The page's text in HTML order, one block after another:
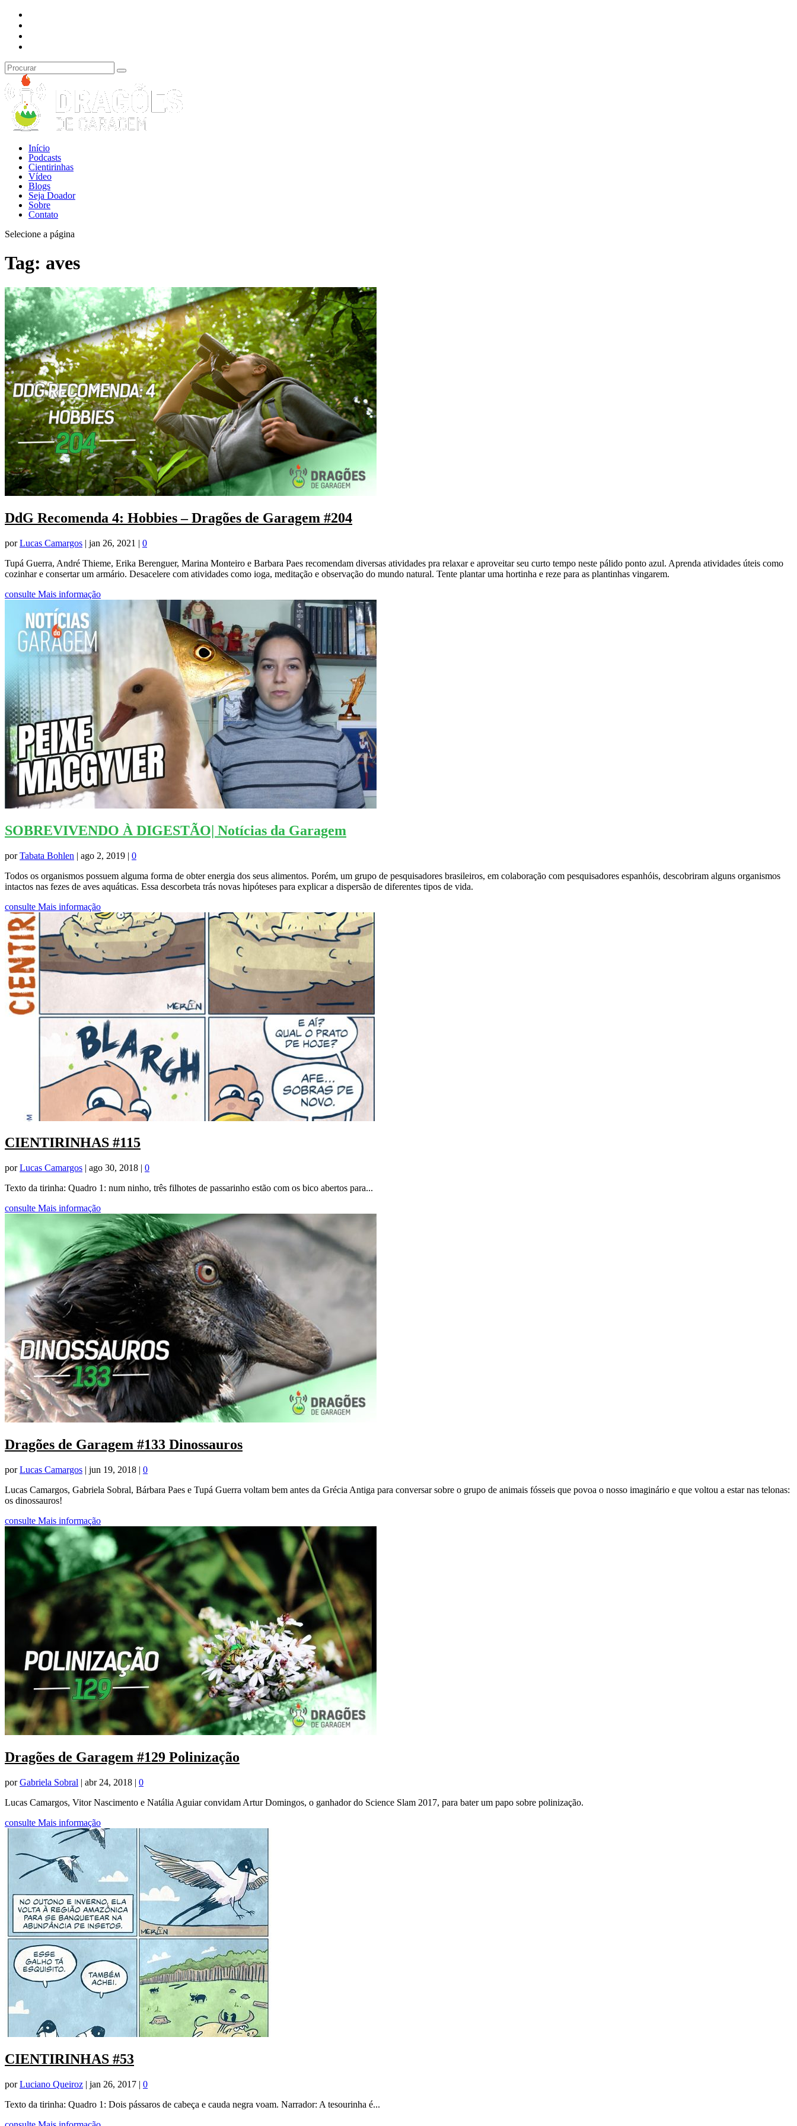
Início
Podcasts
Cientirinhas
Vídeo
Blogs
Seja Doador
Sobre
Contato
Selecione a página
Tag: aves
DdG Recomenda 4: Hobbies – Dragões de Garagem #204
porLucas Camargos | jan 26, 2021 | 0
Tupá Guerra, André Thieme, Erika Berenguer, Marina Monteiro e Barbara Paes recomendam diversas atividades pra relaxar e aproveitar seu curto tempo neste pálido ponto azul. Aprenda atividades úteis como
cozinhar e consertar um armário. Desacelere com atividades como ioga, meditação e observação do mundo natural. Tente plantar uma hortinha e reze para as plantinhas vingarem.
consulte Mais informação
SOBREVIVENDO À DIGESTÃO| Notícias da Garagem
porTabata Bohlen | ago 2, 2019 | 0
Todos os organismos possuem alguma forma de obter energia dos seus alimentos. Porém, um grupo de pesquisadores brasileiros, em colaboração com pesquisadores espanhóis, descobriram alguns organismos
intactos nas fezes de aves aquáticas. Essa descorbeta trás novas hipóteses para explicar a dispersão de diferentes tipos de vida.
consulte Mais informação
CIENTIRINHAS #115
porLucas Camargos | ago 30, 2018 | 0
Texto da tirinha: Quadro 1: num ninho, três filhotes de passarinho estão com os bico abertos para...
consulte Mais informação
Dragões de Garagem #133 Dinossauros
porLucas Camargos | jun 19, 2018 | 0
Lucas Camargos, Gabriela Sobral, Bárbara Paes e Tupá Guerra voltam bem antes da Grécia Antiga para conversar sobre o grupo de animais fósseis que povoa o nosso imaginário e que voltou a estar nas telonas:
os dinossauros!
consulte Mais informação
Dragões de Garagem #129 Polinização
porGabriela Sobral | abr 24, 2018 | 0
Lucas Camargos, Vitor Nascimento e Natália Aguiar convidam Artur Domingos, o ganhador do Science Slam 2017, para bater um papo sobre polinização.
consulte Mais informação
CIENTIRINHAS #53
porLuciano Queiroz | jan 26, 2017 | 0
Texto da tirinha: Quadro 1: Dois pássaros de cabeça e cauda negra voam. Narrador: A tesourinha é...